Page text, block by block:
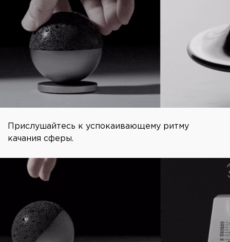
Прислушайтесь к успокаивающему ритму
качания сферы.